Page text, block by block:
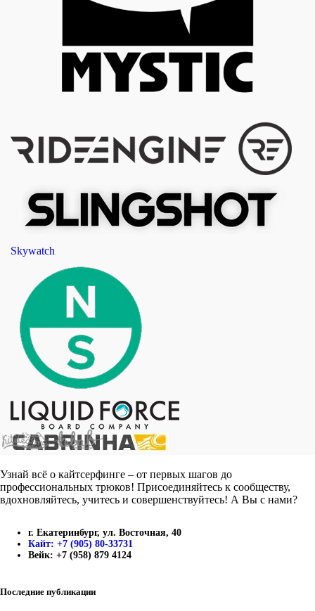
Skywatch
Узнай всё о кайтсерфинге – от первых шагов до
профессиональных трюков! Присоединяйтесь к сообществу,
вдохновляйтесь, учитесь и совершенствуйтесь! А Вы с нами?
г. Екатеринбург, ул. Восточная, 40
Кайт: +7 (905) 80-33731
Вейк: +7 (958) 879 4124
Последние публикации